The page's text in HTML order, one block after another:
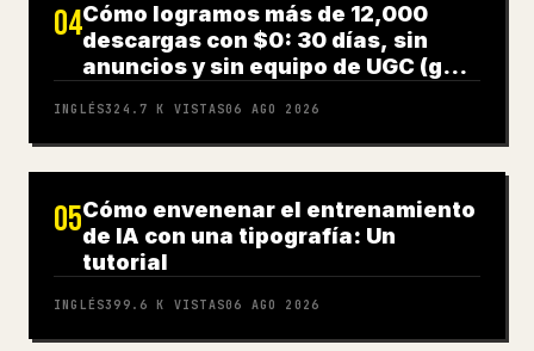
04Cómo logramos más de 12,000
descargas con $0: 30 días, sin
anuncios y sin equipo de UGC (guía
INGLÉS324.7 K VISTAS06 AGO 2026
05Cómo envenenar el entrenamiento
de IA con una tipografía: Un
tutorial
INGLÉS399.6 K VISTAS06 AGO 2026